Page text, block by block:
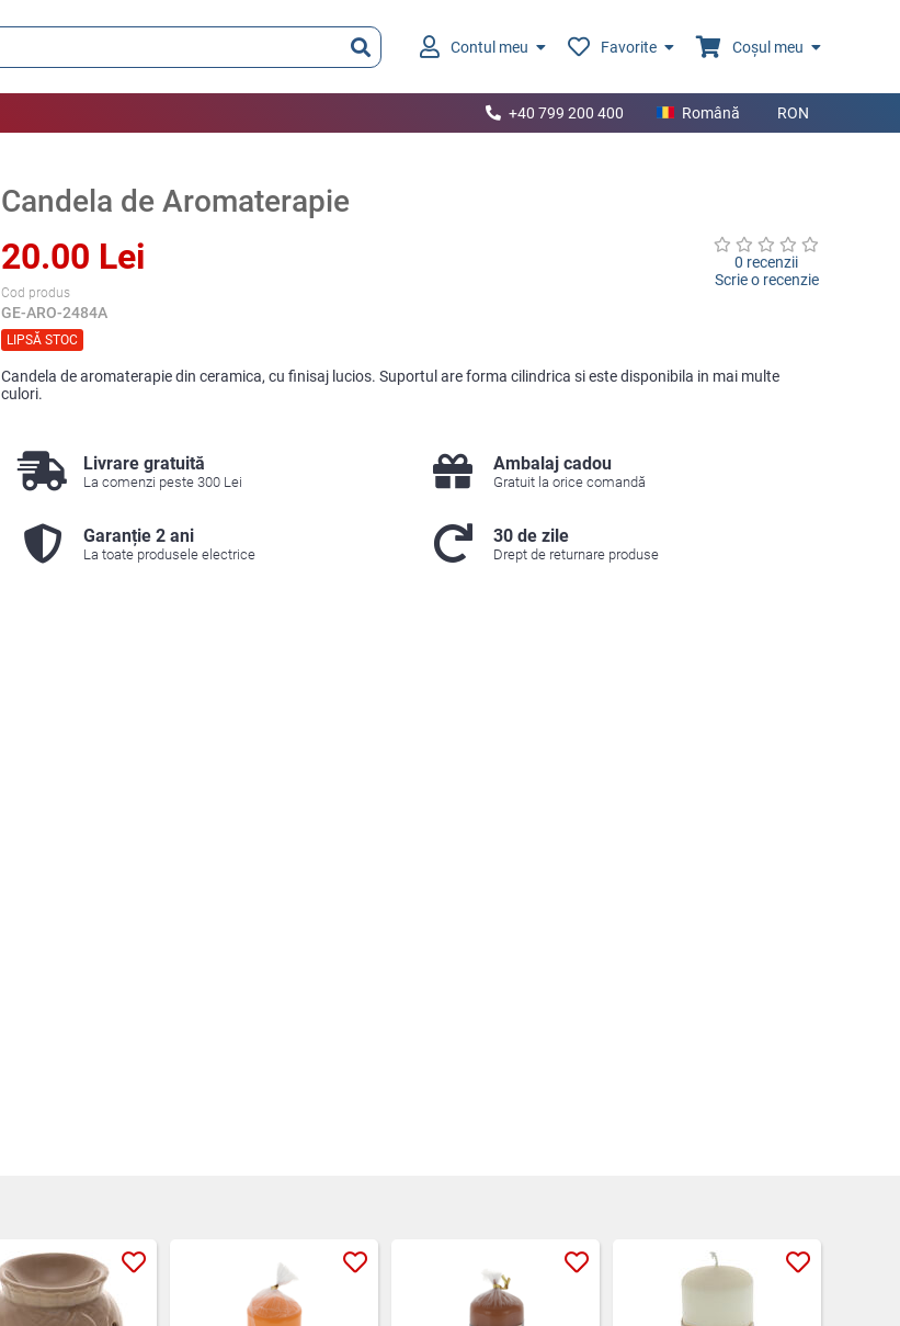
Contul meu Favorite Coșul meu
+40 799 200 400 Română RON
Candela de Aromaterapie
20.00 Lei
Cod produs
GE-ARO-2484A
LIPSĂ STOC
0 recenzii
Scrie o recenzie
Candela de aromaterapie din ceramica, cu finisaj lucios. Suportul are forma cilindrica si este disponibila in mai multe
culori.
Livrare gratuită
La comenzi peste 300 Lei
Ambalaj cadou
Gratuit la orice comandă
Garanție 2 ani
La toate produsele electrice
30 de zile
Drept de returnare produse